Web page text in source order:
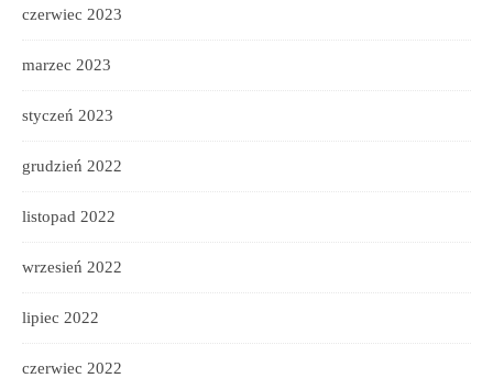
czerwiec 2023
marzec 2023
styczeń 2023
grudzień 2022
listopad 2022
wrzesień 2022
lipiec 2022
czerwiec 2022